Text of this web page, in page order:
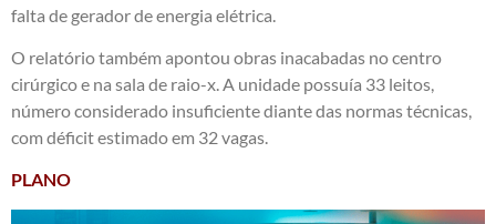
falta de gerador de energia elétrica.
O relatório também apontou obras inacabadas no centro
cirúrgico e na sala de raio-x. A unidade possuía 33 leitos,
número considerado insuficiente diante das normas técnicas,
com déficit estimado em 32 vagas.
PLANO